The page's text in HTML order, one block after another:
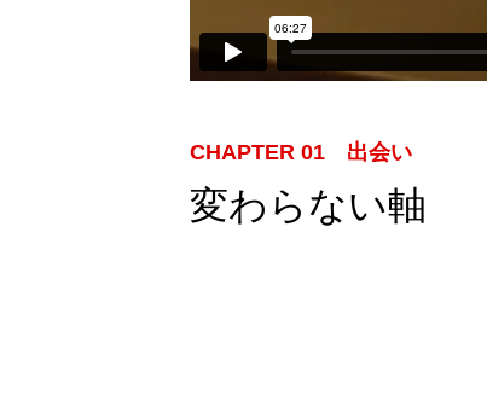
CHAPTER 01 出会い
変わらない軸